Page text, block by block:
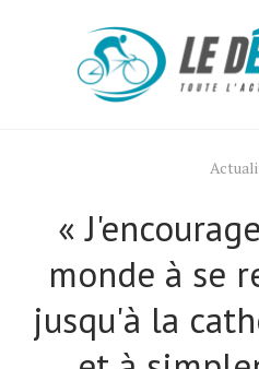
«
monde à se
jusqu'à la